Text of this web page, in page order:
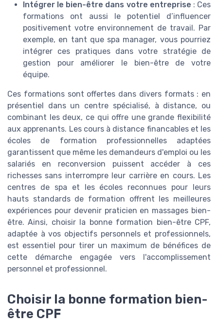
Intégrer le bien-être dans votre entreprise : Ces
formations ont aussi le potentiel d’influencer
positivement votre environnement de travail. Par
exemple, en tant que spa manager, vous pourriez
intégrer ces pratiques dans votre stratégie de
gestion pour améliorer le bien-être de votre
équipe.
Ces formations sont offertes dans divers formats : en
présentiel dans un centre spécialisé, à distance, ou
combinant les deux, ce qui offre une grande flexibilité
aux apprenants. Les cours à distance financables et les
écoles de formation professionnelles adaptées
garantissent que même les demandeurs d'emploi ou les
salariés en reconversion puissent accéder à ces
richesses sans interrompre leur carrière en cours. Les
centres de spa et les écoles reconnues pour leurs
hauts standards de formation offrent les meilleures
expériences pour devenir praticien en massages bien-
être. Ainsi, choisir la bonne formation bien-être CPF,
adaptée à vos objectifs personnels et professionnels,
est essentiel pour tirer un maximum de bénéfices de
cette démarche engagée vers l'accomplissement
personnel et professionnel.
Choisir la bonne formation bien-
être CPF